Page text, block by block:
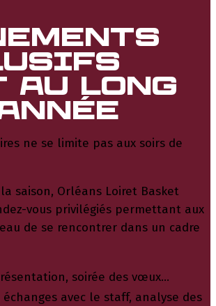
au long
ne se limite pas aux soirs de
saison, Orléans Loiret Basket
vous privilégiés permettant aux
de se rencontrer dans un cadre
soirée des vœux…
avec le staff, analyse des